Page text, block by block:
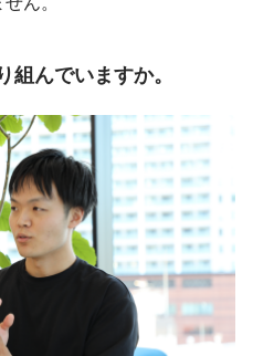
んでいますか。